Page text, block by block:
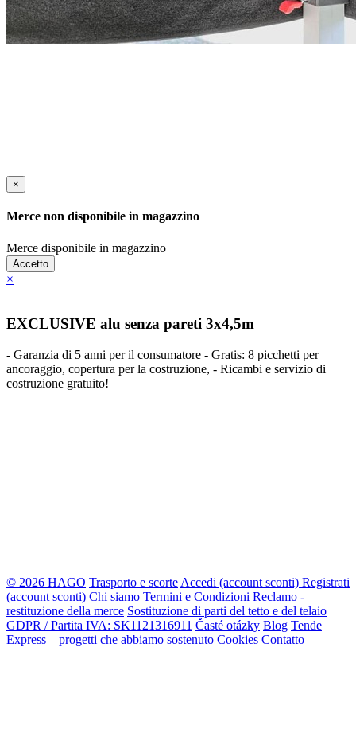
×
Merce non disponibile in magazzino
Merce disponibile in magazzino
Accetto
×
EXCLUSIVE alu senza pareti 3x4,5m
- Garanzia di 5 anni per il consumatore - Gratis: 8 picchetti per
ancoraggio, copertura per la costruzione, - Ricambi e servizio di
costruzione gratuito!
© 2026 HAGO Trasporto e scorte Accedi (account sconti) Registrati
(account sconti) Chi siamo Termini e Condizioni Reclamo -
restituzione della merce Sostituzione di parti del tetto e del telaio
GDPR / Partita IVA: SK1121316911 Časté otázky Blog Tende
Express – progetti che abbiamo sostenuto Cookies Contatto